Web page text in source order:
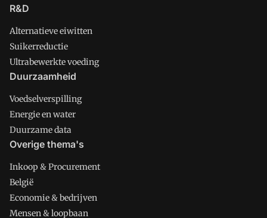
R&D
Alternatieve eiwitten
Suikerreductie
Ultrabewerkte voeding
Duurzaamheid
Voedselverspilling
Energie en water
Duurzame data
Overige thema's
Inkoop & Procurement
België
Economie & bedrijven
Mensen & loopbaan